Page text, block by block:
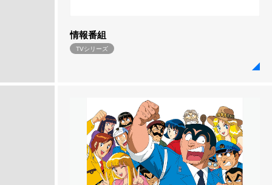
情報番組
TVシリーズ